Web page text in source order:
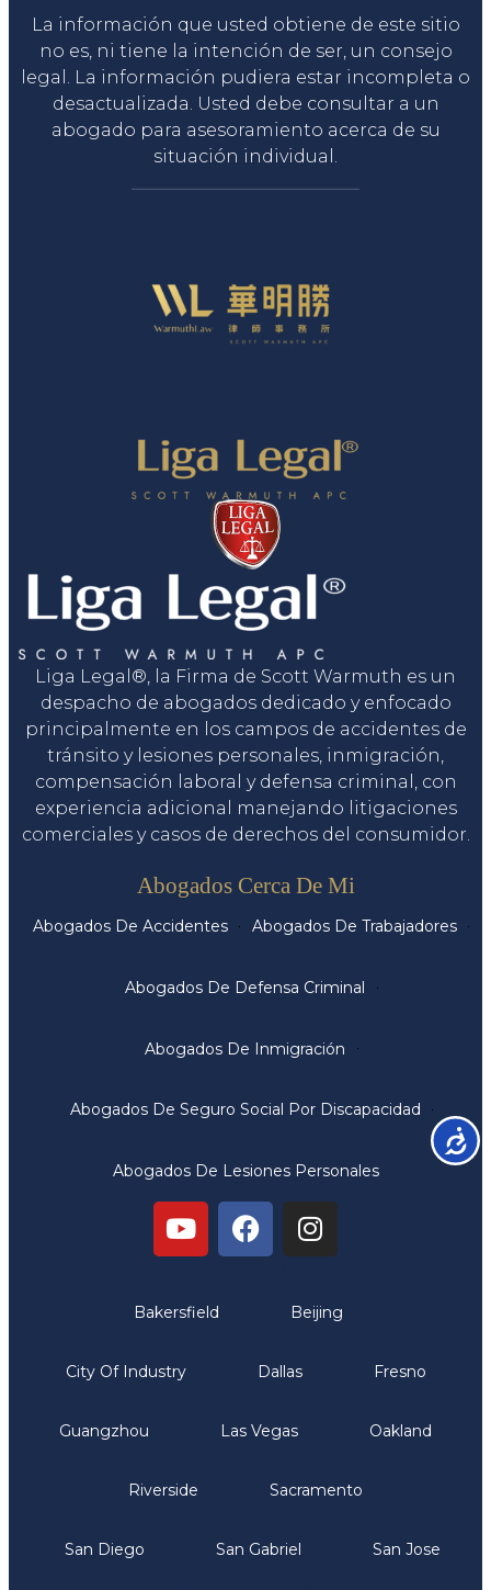
La información que usted obtiene de este sitio
no es, ni tiene la intención de ser, un consejo
legal. La información pudiera estar incompleta o
desactualizada. Usted debe consultar a un
abogado para asesoramiento acerca de su
situación individual.
Liga Legal®, la Firma de Scott Warmuth es un
despacho de abogados dedicado y enfocado
principalmente en los campos de accidentes de
tránsito y lesiones personales, inmigración,
compensación laboral y defensa criminal, con
experiencia adicional manejando litigaciones
comerciales y casos de derechos del consumidor.
Abogados Cerca De Mi
Abogados De Accidentes Abogados De Trabajadores
Abogados De Defensa Criminal
Abogados De Inmigración
Abogados De Seguro Social Por Discapacidad
Abogados De Lesiones Personales
Bakersfield Beijing
City Of Industry Dallas Fresno
Guangzhou Las Vegas Oakland
Riverside Sacramento
San Diego San Gabriel San Jose